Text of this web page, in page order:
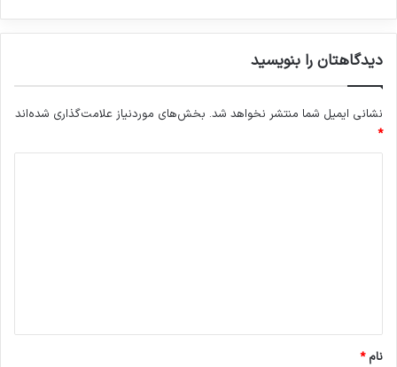
دیدگاهتان را بنویسید
نشانی ایمیل شما منتشر نخواهد شد. بخش‌های موردنیاز علامت‌گذاری شده‌اند
*
نام*